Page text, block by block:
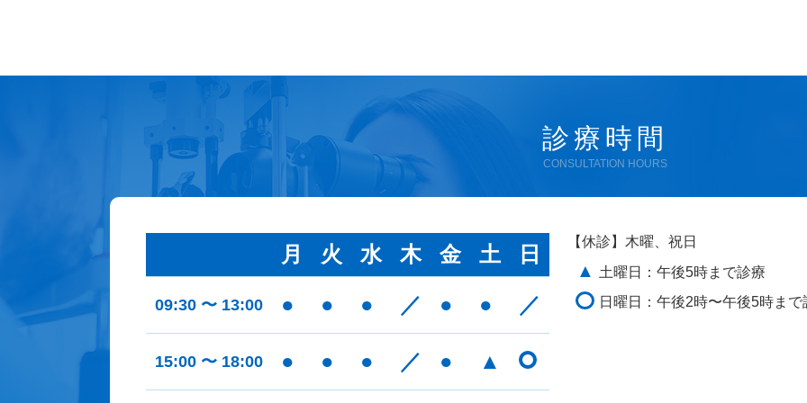
診療時間
CONSULTATION HOURS
月 火 水 木 金 土 日
09:30 〜 13:00 ● ● ● ／ ● ● ／
15:00 〜 18:00 ● ● ● ／ ● ▲
【休診】木曜、祝日
▲
土曜日：午後5時まで診療
日曜日：午後2時〜午後5時まで